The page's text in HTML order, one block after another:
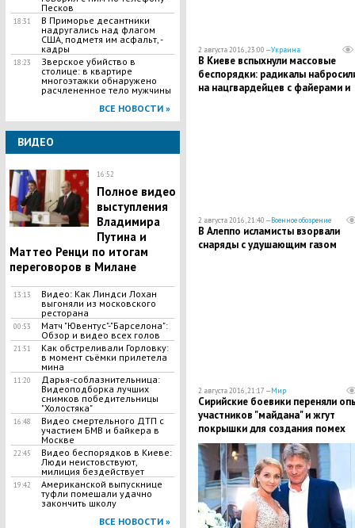
Песков
18:31
В Приморье десантники
надругались над флагом
США, подметя им асфальт, -
кадры
18:23
Зверское убийство в
столице: в квартире
многоэтажки обнаружено
расчлененное тело мужчины
ВСЕ НОВОСТИ »
ВИДЕО
16:52
Полное видео
выступления
Владимира
Путина и
Маттео Ренци по итогам
переговоров в Милане
13:13
Видео: Как Линдси Лохан
выгоняли из московского
ресторана
00:53
Матч "Ювентус"-"Барселона":
Обзор и видео всех голов
21:51
Как обстреливали Горловку:
в момент съёмки прилетела
мина
11:20
Дарья-соблазнительница:
Видеоподборка лучших
снимков победительницы
"Холостяка"
16:48
Видео смертельного ДТП с
участием БМВ и байкера в
Москве
22:45
Видео беспорядков в Киеве:
Люди неистовствуют,
милиция бездействует
19:42
Американской выпускнице
туфли помешали удачно
закончить школу
ВСЕ НОВОСТИ »
2 августа 2016, 23:00 —Украина
В Киеве вспыхнули массовые
беспорядки: радикалы
на нацгвардейцев с файерами и
2 августа 2016, 21:40 —Военное обозрение
В Алеппо исламисты взорвали
снаряды с удушающим газом
2 августа 2016, 21:17 —Мир
Сирийские боевики переняли
участников "майдана" и жгут
покрышки для создания помех
российской авиации